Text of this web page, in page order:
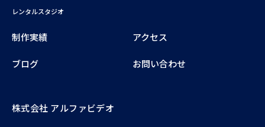
レンタルスタジオ
制作実績 アクセス
ブログ お問い合わせ
株式会社 アルファビデオ